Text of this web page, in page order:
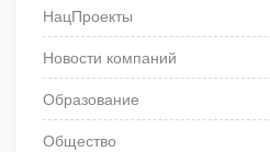
НацПроекты
Новости компаний
Образование
Общество